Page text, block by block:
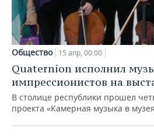
Общество 15 апр, 00:00
Quaternion исполнил
импрессионистов на
В столице республики прошел
проекта «Камерная музыка в